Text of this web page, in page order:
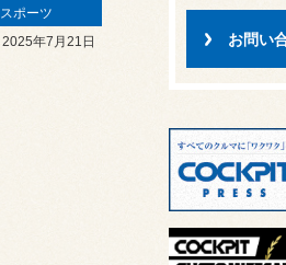
スポーツ
2025年7月21日
お問い